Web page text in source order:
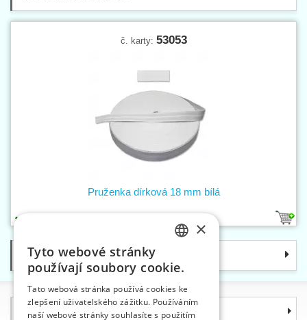
č. karty: 53053
Pruženka dírková 18 mm bílá
Kategorie
Informace
ENGLISH
×
Tyto webové stránky
používají soubory cookie.
Tato webová stránka používá cookies ke
zlepšení uživatelského zážitku. Používáním
naší webové stránky souhlasíte s použitím